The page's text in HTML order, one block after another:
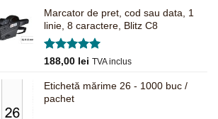
Marcator de pret, cod sau data, 1
linie, 8 caractere, Blitz C8
Evaluat la
188,00 lei TVA inclus
Etichetă mărime 26 - 1000 buc /
pachet